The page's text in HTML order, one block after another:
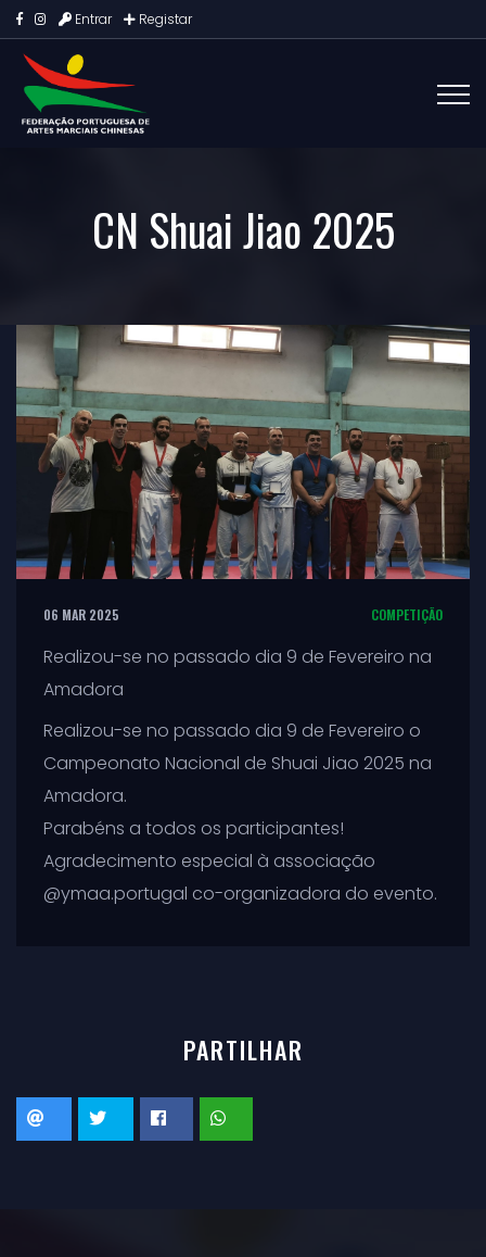
Entrar Registar
CN Shuai Jiao 2025
06 MAR 2025 COMPETIÇÃO
Realizou-se no passado dia 9 de Fevereiro na
Amadora
Realizou-se no passado dia 9 de Fevereiro o
Campeonato Nacional de Shuai Jiao 2025 na
Amadora.
Parabéns a todos os participantes!
Agradecimento especial à associação
@ymaa.portugal co-organizadora do evento.
PARTILHAR